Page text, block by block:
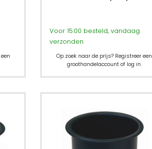
Voor 15:00 besteld, vandaag
verzonden
Op zoek naar de prijs? Registreer een
groothandelaccount of log in.